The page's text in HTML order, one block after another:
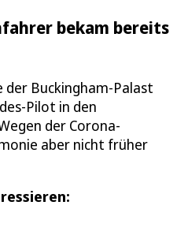
bekam bereits
der Buckingham-Palast
Pilot in den
der Corona-
aber nicht früher